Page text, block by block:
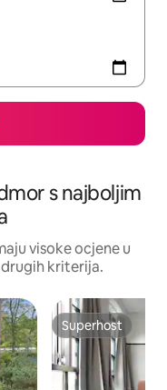
s najboljim
visoke ocjene u
kriterija.
Superhost
Superhost